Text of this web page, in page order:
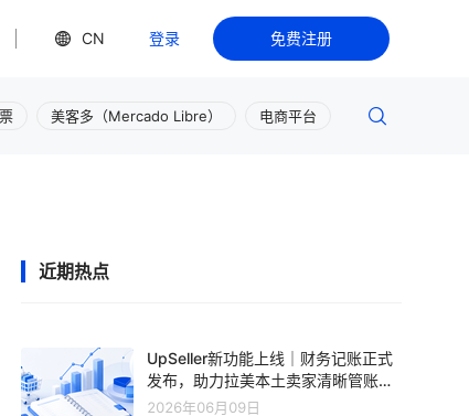
CN 登录 免费注册
美客多（Mercado Libre） 电商平台
近期热点
UpSeller新功能上线｜财务记账正式
发布，助力拉美本土卖家清晰管账、
轻松盈利
2026年06月09日